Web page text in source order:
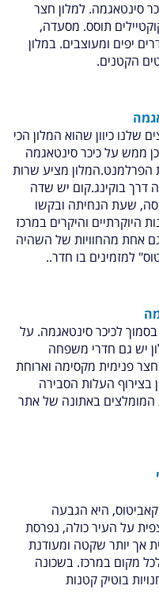
סינטאגמה. למלון חצר
תוסס. מסעדה,
יפים ומעוצבים. במלון
הקטנים.
שלנו כיוון שהוא המלון הכי
ממש על כיכר סינטאגמה
הפרלמנט.המלון מציע שרות
בוקינג.קום יש שדה
שעת הנחיתה ובקשו
היוקרתיים והיקרים במרכז
אחת מהחוויות של השהיה
למזמינים בו חדר..
לכיכר סינטאגמה. על
יש גם חדרי משפחה
חצר פנימית מקסימה וארוחת
בצירוף העלות הסבירה
המומלצים באתונה של אתר
היא הגבעה
על העיר כולה, נפרסת
אך יותר שקטה ומעודנת
מקום במרכז. בשכונה
בוטיק קטנות